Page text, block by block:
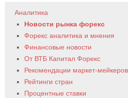
Аналитика
Новости рынка форекс
Форекс аналитика и мнения
Финансовые новости
От ВТБ Капитал Форекс
Рекомендации маркет-мейкеров
Рейтинги стран
Процентные ставки